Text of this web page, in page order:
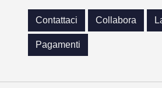
Contattaci Collabora
Pagamenti